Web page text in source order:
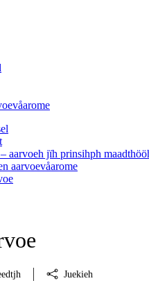
aarvoeh jïh prinsihph
aarvoevåarome
Juekieh